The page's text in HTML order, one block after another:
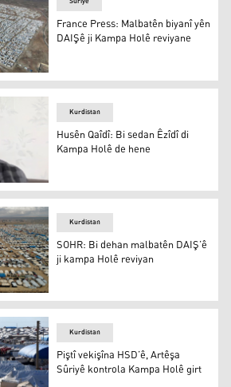
France Press: Malbatên biyanî yên
DAIŞê ji Kampa Holê reviyane
Êzîdî di Kampa Holê de hene
Kurdistan
Husên Qaîdî: Bi sedan Êzîdî di
Kampa Holê de hene
DAIŞ’ê ji kampa Holê reviyan
Kurdistan
SOHR: Bi dehan malbatên DAIŞ’ê
ji kampa Holê reviyan
Kurdistan
Piştî vekişîna HSD’ê, Artêşa
Sûriyê kontrola Kampa Holê girt